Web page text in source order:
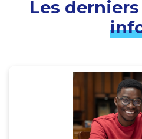
Les derniers